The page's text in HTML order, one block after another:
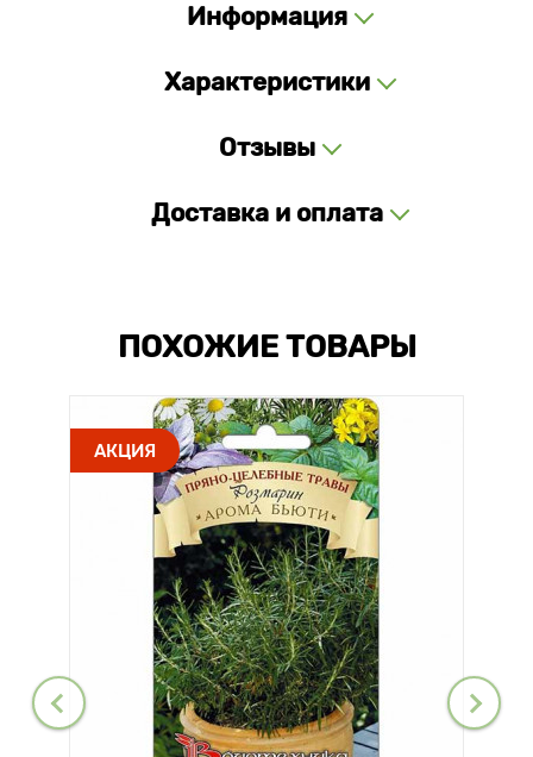
Информация
Характеристики
Отзывы
Доставка и оплата
ПОХОЖИЕ ТОВАРЫ
АКЦИЯ